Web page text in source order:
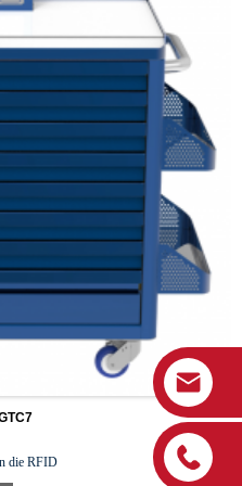
die RFID
RFID ontwikkel is. Die